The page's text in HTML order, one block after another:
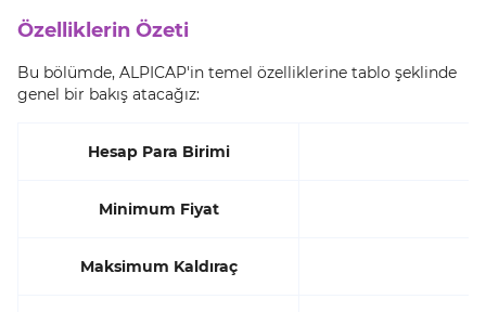
Özelliklerin Özeti
Bu bölümde, ALPICAP'in temel özelliklerine tablo şeklinde
genel bir bakış atacağız:
Hesap Para Birimi
Minimum Fiyat
Maksimum Kaldıraç